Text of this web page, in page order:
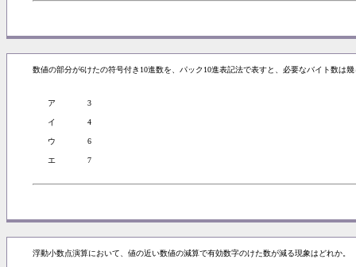
数値の部分が6けたの符号付き10進数を、パック10進表記法で表すと、必要なバイト数は
ア 3
イ 4
ウ 6
エ 7
浮動小数点演算において、値の近い数値の減算で有効数字のけた数が減る現象はどれか